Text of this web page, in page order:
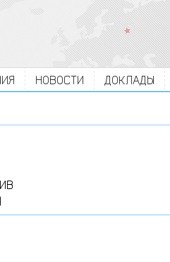
НОВОСТИ ДОКЛАДЫ